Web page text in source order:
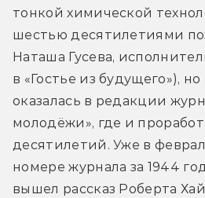
тонкой химической
шестью десятилетиями
Наташа Гусева,
в «Гостье из будущего»), но
оказалась в редакции
молодёжи», где и
десятилетий. Уже в
номере журнала за 1944
вышел рассказ Роберта